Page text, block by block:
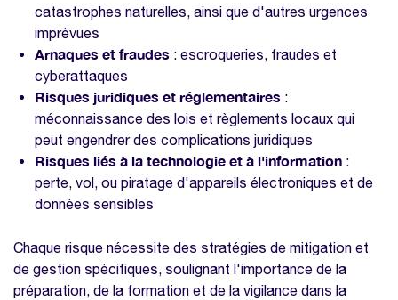
Modèle DUERP
Modèle de registre unique du personnel
Modèle de rapport d'étonnement
catastrophes naturelles, ainsi que d'autres urgences
imprévues
Arnaques et fraudes : escroqueries, fraudes et
cyberattaques
Risques juridiques et réglementaires :
méconnaissance des lois et règlements locaux qui
peut engendrer des complications juridiques
Risques liés à la technologie et à l'information :
perte, vol, ou piratage d'appareils électroniques et de
données sensibles
Chaque risque nécessite des stratégies de mitigation et
de gestion spécifiques, soulignant l'importance de la
préparation, de la formation et de la vigilance dans la